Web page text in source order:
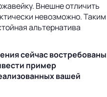
Внешне отличить
невозможно. Таким
альтернатива
сейчас востребованы
пример
вашей